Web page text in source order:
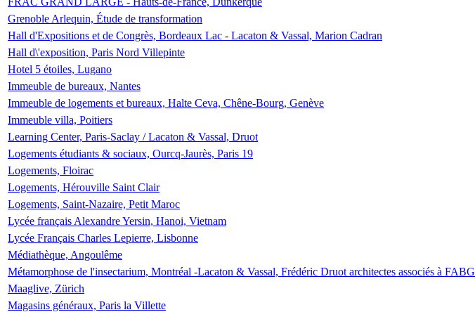
Grenoble Arlequin, Étude de transformation
Hall d'Expositions et de Congrès, Bordeaux Lac - Lacaton & Vassal, Marion Cadran
Hall d\'exposition, Paris Nord Villepinte
Hotel 5 étoiles, Lugano
Immeuble de bureaux, Nantes
Immeuble de logements et bureaux, Halte Ceva, Chêne-Bourg, Genève
Immeuble villa, Poitiers
Learning Center, Paris-Saclay / Lacaton & Vassal, Druot
Logements étudiants & sociaux, Ourcq-Jaurès, Paris 19
Logements, Floirac
Logements, Hérouville Saint Clair
Logements, Saint-Nazaire, Petit Maroc
Lycée français Alexandre Yersin, Hanoi, Vietnam
Lycée Français Charles Lepierre, Lisbonne
Médiathèque, Angoulême
Métamorphose de l'insectarium, Montréal -Lacaton & Vassal, Frédéric Druot architectes associés à FABG
Maaglive, Zürich
Magasins généraux, Paris la Villette